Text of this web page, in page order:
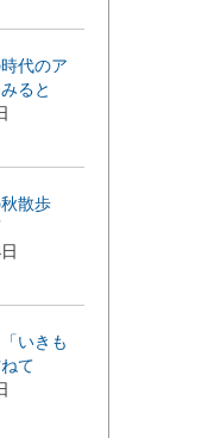
代のア
ると
秋散歩
いきも
て